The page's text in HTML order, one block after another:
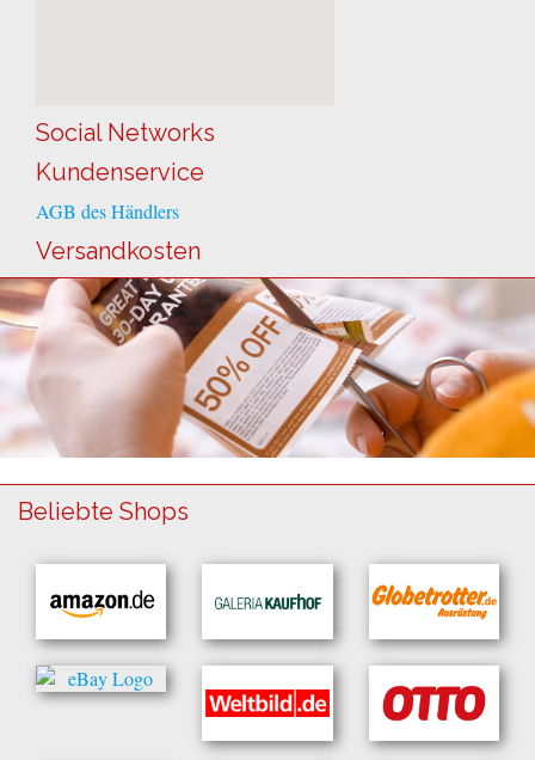
Social Networks
Kundenservice
AGB des Händlers
Versandkosten
Beliebte Shops